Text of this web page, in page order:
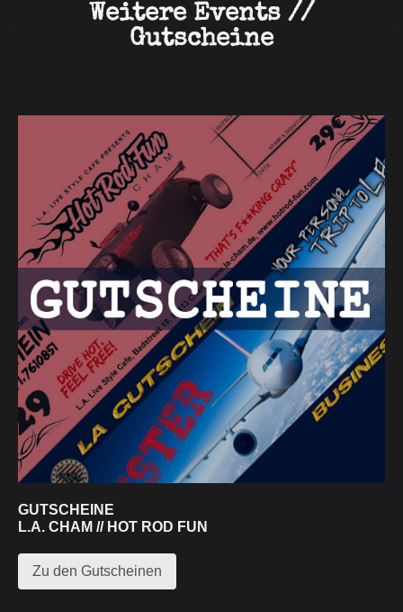
Weitere Events //
Gutscheine
GUTSCHEINE
L.A. CHAM // HOT ROD FUN
Zu den Gutscheinen